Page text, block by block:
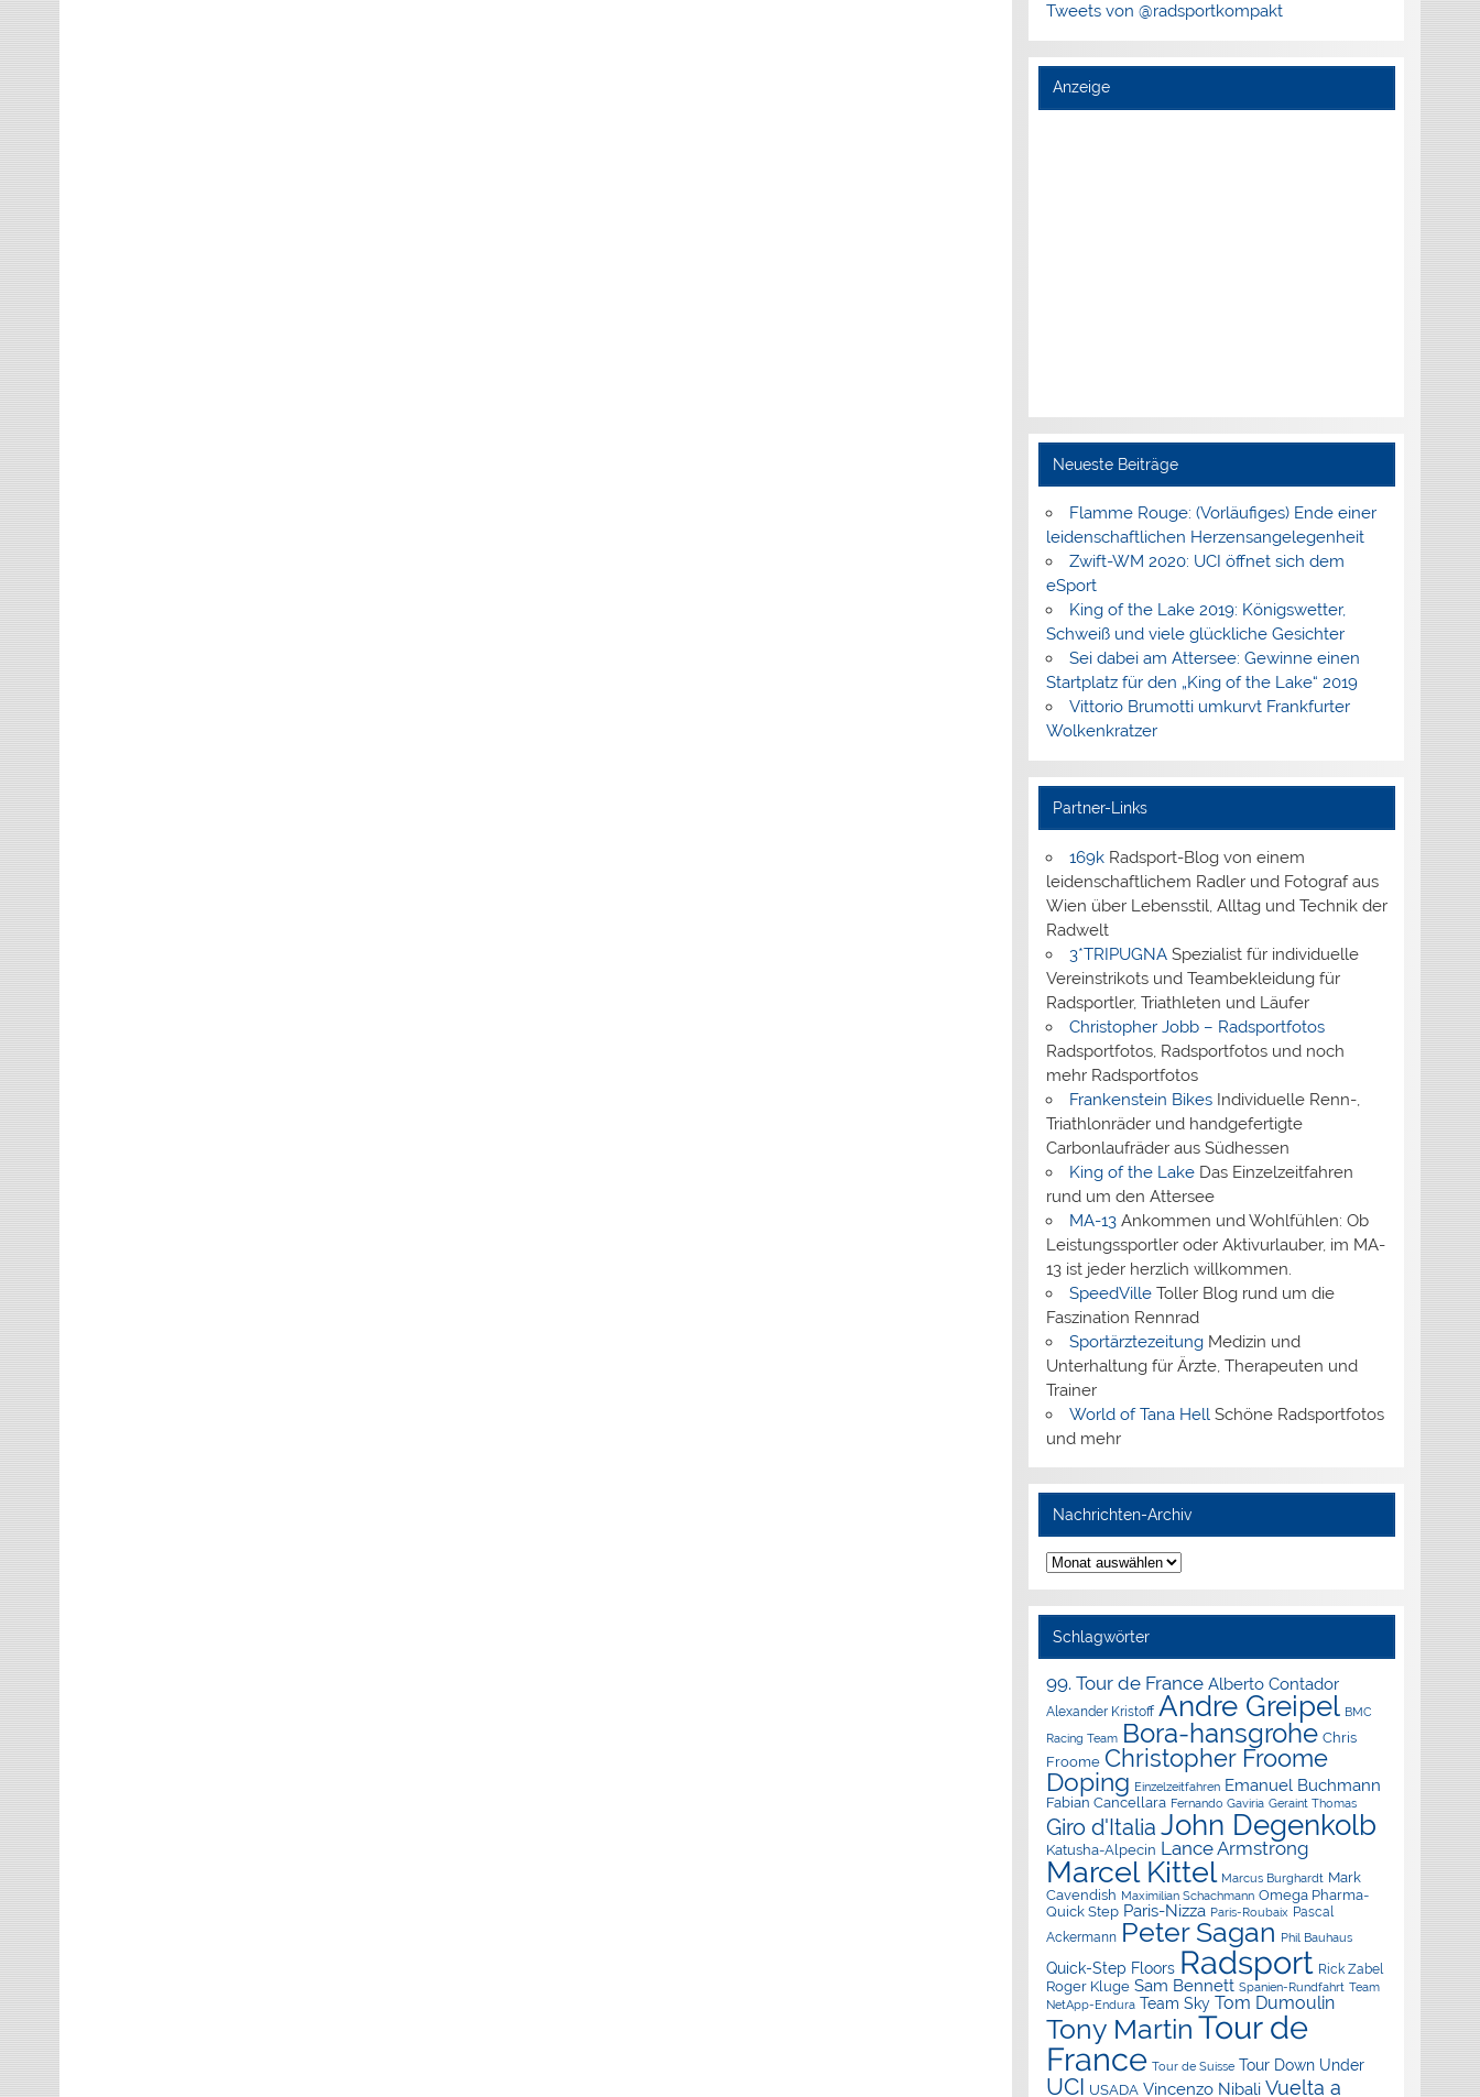
Tweets von @radsportkompakt
Anzeige
Neueste Beiträge
Flamme Rouge: (Vorläufiges) Ende einer
leidenschaftlichen Herzensangelegenheit
Zwift-WM 2020: UCI öffnet sich dem
eSport
King of the Lake 2019: Königswetter,
Schweiß und viele glückliche Gesichter
Sei dabei am Attersee: Gewinne einen
Startplatz für den „King of the Lake“ 2019
Vittorio Brumotti umkurvt Frankfurter
Wolkenkratzer
Partner-Links
169kRadsport-Blog von einem
leidenschaftlichem Radler und Fotograf aus
Wien über Lebensstil, Alltag und Technik der
Radwelt
3*TRIPUGNASpezialist für individuelle
Vereinstrikots und Teambekleidung für
Radsportler, Triathleten und Läufer
Christopher Jobb – Radsportfotos
Radsportfotos, Radsportfotos und noch
mehr Radsportfotos
Frankenstein BikesIndividuelle Renn-,
Triathlonräder und handgefertigte
Carbonlaufräder aus Südhessen
King of the LakeDas Einzelzeitfahren
rund um den Attersee
MA-13Ankommen und Wohlfühlen: Ob
Leistungssportler oder Aktivurlauber, im MA-
13 ist jeder herzlich willkommen.
SpeedVilleToller Blog rund um die
Faszination Rennrad
SportärztezeitungMedizin und
Unterhaltung für Ärzte, Therapeuten und
Trainer
World of Tana Hell Schöne Radsportfotos
und mehr
Nachrichten-Archiv
Nachrichten-
Archiv
Schlagwörter
99. Tour de France Alberto Contador
Alexander Kristoff Andre Greipel BMC
Racing Team Bora-hansgrohe Chris
Froome Christopher Froome
Doping Einzelzeitfahren Emanuel Buchmann
Fabian Cancellara Fernando Gaviria Geraint Thomas
Giro d'Italia John Degenkolb
Katusha-Alpecin Lance Armstrong
Marcel Kittel Marcus Burghardt Mark
Cavendish Maximilian Schachmann Omega Pharma-
Quick Step Paris-Nizza Paris-Roubaix Pascal
Ackermann Peter Sagan Phil Bauhaus
Quick-Step Floors Radsport Rick Zabel
Roger Kluge Sam Bennett Spanien-Rundfahrt Team
NetApp-Endura Team Sky Tom Dumoulin
Tony Martin Tour de
France Tour de Suisse Tour Down Under
UCI USADA Vincenzo Nibali Vuelta a